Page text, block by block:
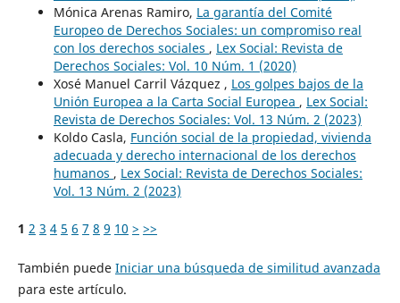
Mónica Arenas Ramiro, La garantía del Comité
Europeo de Derechos Sociales: un compromiso real
con los derechos sociales , Lex Social: Revista de
Derechos Sociales: Vol. 10 Núm. 1 (2020)
Xosé Manuel Carril Vázquez , Los golpes bajos de la
Unión Europea a la Carta Social Europea , Lex Social:
Revista de Derechos Sociales: Vol. 13 Núm. 2 (2023)
Koldo Casla, Función social de la propiedad, vivienda
adecuada y derecho internacional de los derechos
humanos , Lex Social: Revista de Derechos Sociales:
Vol. 13 Núm. 2 (2023)
1 2 3 4 5 6 7 8 9 10 > >>
También puede Iniciar una búsqueda de similitud avanzada
para este artículo.